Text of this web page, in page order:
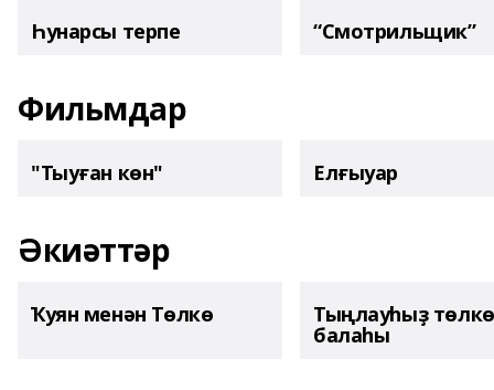
Һунарсы терпе “Смотрильщик”
Фильмдар
"Тыуған көн" Елғыуар
Әкиәттәр
Ҡуян менән Төлкө Тыңлауһыҙ төлкө
балаһы